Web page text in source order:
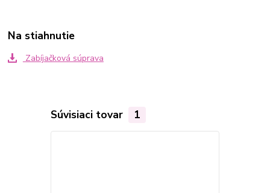
Na stiahnutie
Zabíjačková súprava
Súvisiaci tovar 1